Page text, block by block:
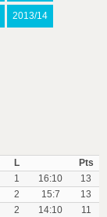
2013/14
L
Pts
1 16:10
13
2 15:7
13
2 14:10
11